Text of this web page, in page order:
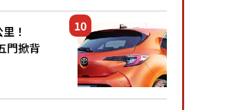
過半年」
！
門掀背
擁有全
升級！